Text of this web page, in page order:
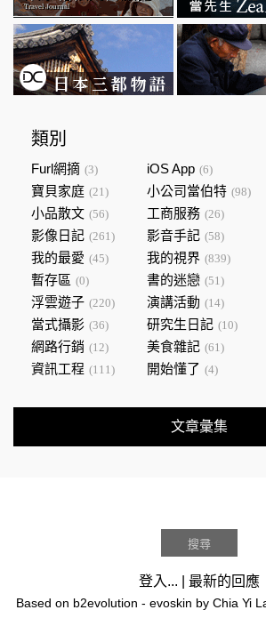
類別
Furl網摘 (3) iOS App (6)
寶貝家庭 (21) 小公司當伯特 (98)
小品散文 (56) 工商服務 (26)
影像日記 (261) 影音手記 (58)
我的最愛 (45) 我的視界 (839)
暫存區 (0) 書的迷戀 (51)
浮雲遊子 (220) 演講活動 (14)
當式攝影 (36) 研究生日記 (10)
網路行銷 (12) 美食雜記 (61)
資訊工程 (111) 開始懂了 (4)
文章彙集
登入... 最新的回應
Based on b2evolution - evoskin by Chia Yi